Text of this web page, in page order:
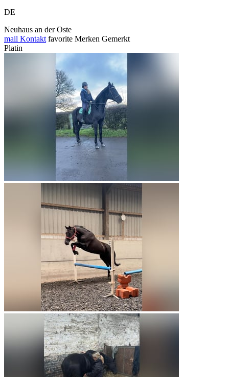
DE
Neuhaus an der Oste
mail Kontakt favorite Merken Gemerkt
Platin